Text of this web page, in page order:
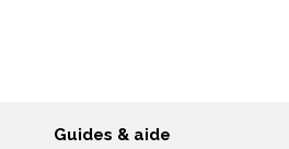
Guides & aide